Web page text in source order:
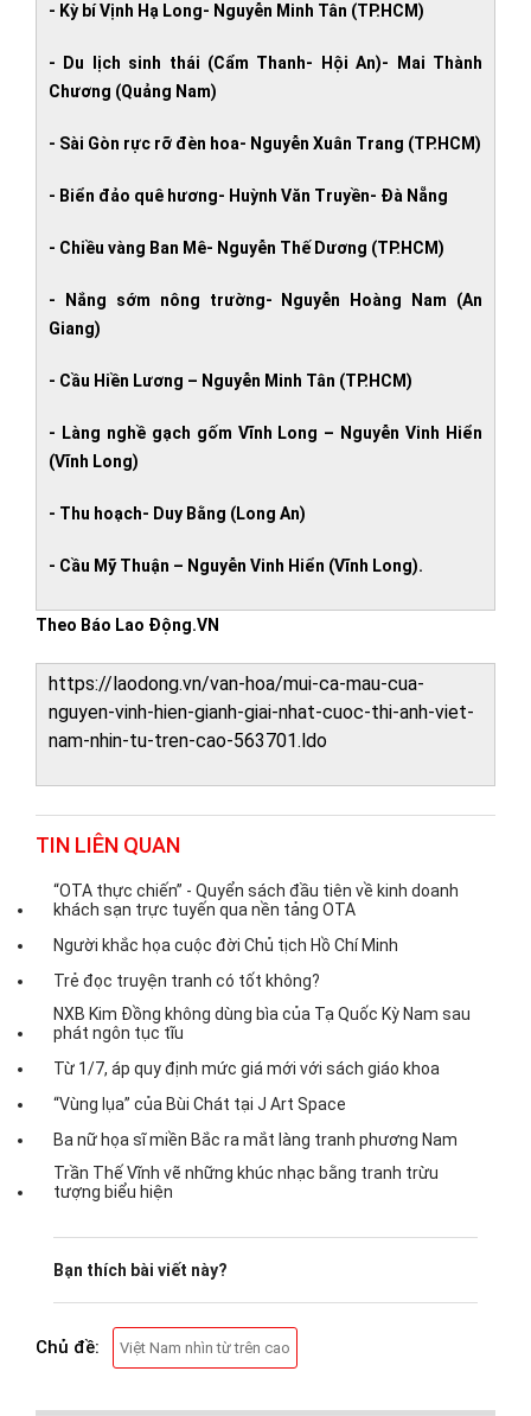
- Kỳ bí Vịnh Hạ Long- Nguyễn Minh Tân (TP.HCM)
- Du lịch sinh thái (Cẩm Thanh- Hội An)- Mai Thành
Chương (Quảng Nam)
- Sài Gòn rực rỡ đèn hoa- Nguyễn Xuân Trang (TP.HCM)
- Biển đảo quê hương- Huỳnh Văn Truyền- Đà Nẵng
- Chiều vàng Ban Mê- Nguyễn Thế Dương (TP.HCM)
- Nắng sớm nông trường- Nguyễn Hoàng Nam (An
Giang)
- Cầu Hiền Lương – Nguyễn Minh Tân (TP.HCM)
- Làng nghề gạch gốm Vĩnh Long – Nguyễn Vinh Hiển
(Vĩnh Long)
- Thu hoạch- Duy Bằng (Long An)
- Cầu Mỹ Thuận – Nguyễn Vinh Hiển (Vĩnh Long).
Theo Báo Lao Động.VN
https://laodong.vn/van-hoa/mui-ca-mau-cua-
nguyen-vinh-hien-gianh-giai-nhat-cuoc-thi-anh-viet-
nam-nhin-tu-tren-cao-563701.ldo
TIN LIÊN QUAN
“OTA thực chiến” - Quyển sách đầu tiên về kinh doanh
khách sạn trực tuyến qua nền tảng OTA
Người khắc họa cuộc đời Chủ tịch Hồ Chí Minh
Trẻ đọc truyện tranh có tốt không?
NXB Kim Đồng không dùng bìa của Tạ Quốc Kỳ Nam sau
phát ngôn tục tĩu
Từ 1/7, áp quy định mức giá mới với sách giáo khoa
“Vùng lụa” của Bùi Chát tại J Art Space
Ba nữ họa sĩ miền Bắc ra mắt làng tranh phương Nam
Trần Thế Vĩnh vẽ những khúc nhạc bằng tranh trừu
tượng biểu hiện
Bạn thích bài viết này?
Chủ đề: Việt Nam nhìn từ trên cao